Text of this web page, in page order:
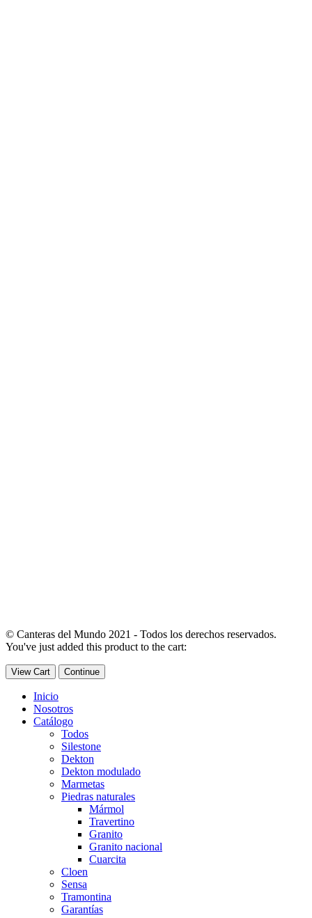
© Canteras del Mundo 2021 - Todos los derechos reservados.
You've just added this product to the cart:
View Cart Continue
Inicio
Nosotros
Catálogo
Todos
Silestone
Dekton
Dekton modulado
Marmetas
Piedras naturales
Mármol
Travertino
Granito
Granito nacional
Cuarcita
Cloen
Sensa
Tramontina
Garantías